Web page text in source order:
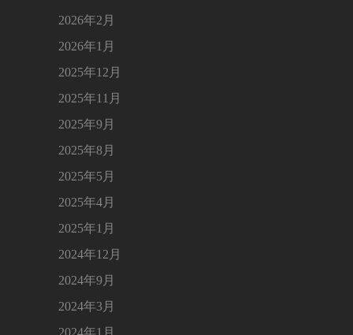
2026年2月
2026年1月
2025年12月
2025年11月
2025年9月
2025年8月
2025年5月
2025年4月
2025年1月
2024年12月
2024年9月
2024年3月
2024年1月